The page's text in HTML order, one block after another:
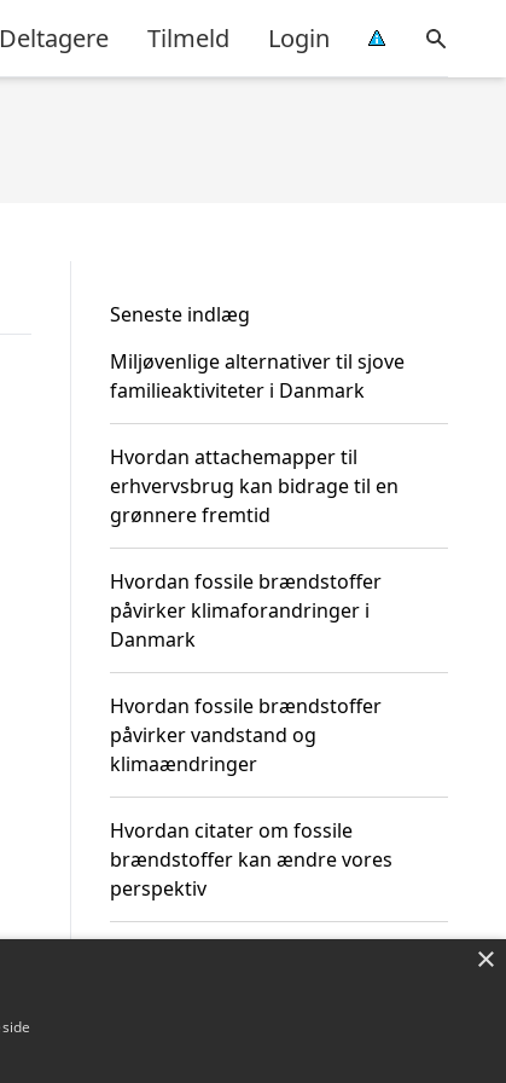
Deltagere Tilmeld Login
Seneste indlæg
Miljøvenlige alternativer til sjove
familieaktiviteter i Danmark
Hvordan attachemapper til
erhvervsbrug kan bidrage til en
grønnere fremtid
Hvordan fossile brændstoffer
påvirker klimaforandringer i
Danmark
Hvordan fossile brændstoffer
påvirker vandstand og
klimaændringer
Hvordan citater om fossile
brændstoffer kan ændre vores
perspektiv
×